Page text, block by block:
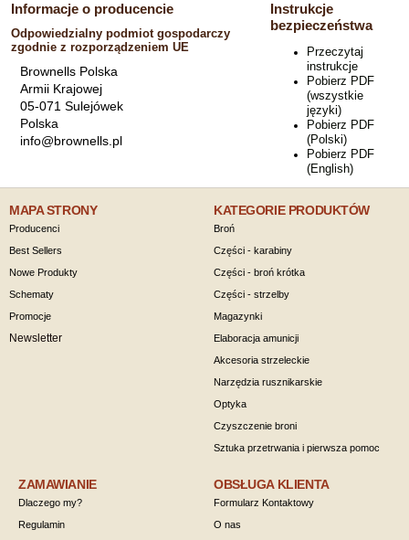
Informacje o producencie
Odpowiedzialny podmiot gospodarczy
zgodnie z rozporządzeniem UE
Brownells Polska
Armii Krajowej
05-071 Sulejówek
Polska
info@brownells.pl
Instrukcje
bezpieczeństwa
Przeczytaj
instrukcje
Pobierz PDF
(wszystkie
języki)
Pobierz PDF
(Polski)
Pobierz PDF
(English)
MAPA STRONY
Producenci
Best Sellers
Nowe Produkty
Schematy
Promocje
Newsletter
KATEGORIE PRODUKTÓW
Broń
Części - karabiny
Części - broń krótka
Części - strzelby
Magazynki
Elaboracja amunicji
Akcesoria strzeleckie
Narzędzia rusznikarskie
Optyka
Czyszczenie broni
Sztuka przetrwania i pierwsza pomoc
ZAMAWIANIE
Dlaczego my?
Regulamin
OBSŁUGA KLIENTA
Formularz Kontaktowy
O nas